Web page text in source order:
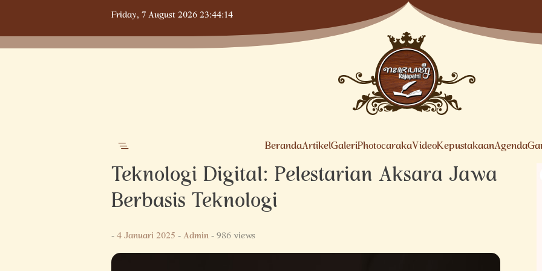
content
Friday,7 August 202623:44:14
BerandaArtikelGaleriPhotocarakaVideoKepustakaanAgenda
Teknologi Digital: Pelestarian Aksara Jawa
Berbasis Teknologi
-4 Januari 2025-Admin- 986 views